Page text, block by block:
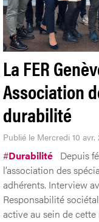
La FER
Association
durabilité
Publié le Mercredi 10 avr.
#Durabilité Depuis
l’association des
adhérents. Interview
Responsabilité
active au sein de